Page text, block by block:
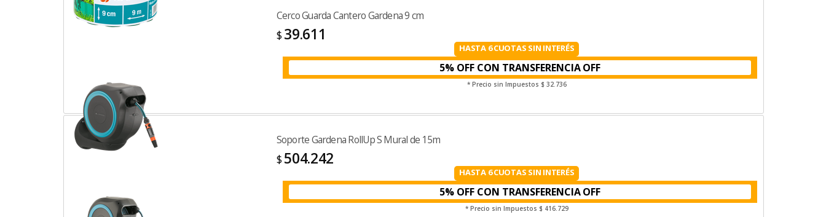
Cerco Guarda Cantero Gardena 9 cm
$ 39.611
HASTA 6 CUOTAS SIN INTERÉS
5% OFF CON TRANSFERENCIA
* Precio sin Impuestos $ 32.736
Soporte Gardena RollUp S Mural de 15m
$ 504.242
HASTA 6 CUOTAS SIN INTERÉS
5% OFF CON TRANSFERENCIA
* Precio sin Impuestos $ 416.729